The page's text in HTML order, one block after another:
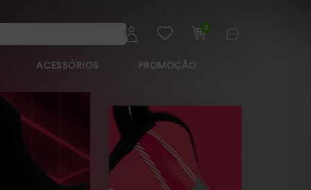
0
ACESSÓRIOS PROMOÇÃO